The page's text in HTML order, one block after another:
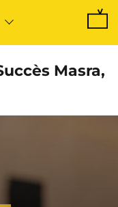
Masra,